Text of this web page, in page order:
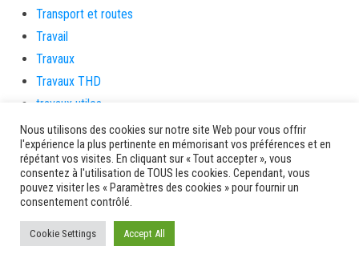
Transport et routes
Travail
Travaux
Travaux THD
travaux utiles
TSUNAMI
TZCLD
uncategorized
Venir en Martinique
vidététladjéko
Nous utilisons des cookies sur notre site Web pour vous offrir
l'expérience la plus pertinente en mémorisant vos préférences et en
répétant vos visites. En cliquant sur « Tout accepter », vous
consentez à l'utilisation de TOUS les cookies. Cependant, vous
pouvez visiter les « Paramètres des cookies » pour fournir un
consentement contrôlé.
Cookie Settings Accept All